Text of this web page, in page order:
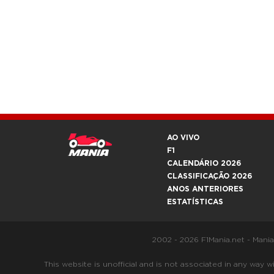
AO VIVO
F1
CALENDÁRIO 2026
CLASSIFICAÇÃO 2026
ANOS ANTERIORES
ESTATÍSTICAS
2002 - 2026 F1Mania.net -
This website is unofficial and is not associated in any way